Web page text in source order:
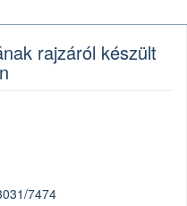
rajzáról készült
7474